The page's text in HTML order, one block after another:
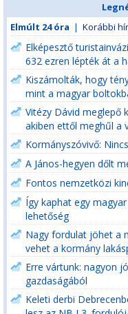
Elmúlt 24 óra | Korábbi
Elképesztő
632 ezren lépték át a
Kiszámolták, hogy
mint a magyar
Vitézy Dávid meglepő
akiben ettől meghűl a
Kormányszóvivő:
A János-hegyen dőlt
Fontos nemzetközi
Így kaphat egy
lehetőség
Nagy fordulat jöhet a
vehet a kormány
Erre vártunk: nagyon
gazdaságából
Keleti derbi